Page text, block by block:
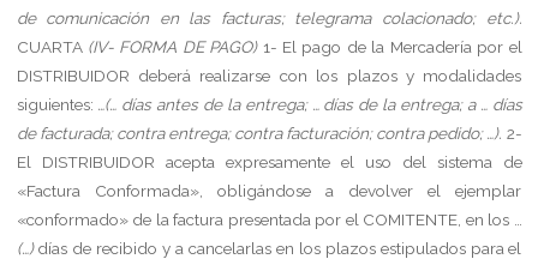
de comunicación en las facturas; telegrama colacionado; etc.).
CUARTA (IV- FORMA DE PAGO) 1- El pago de la Mercadería por el
DISTRIBUIDOR deberá realizarse con los plazos y modalidades
siguientes: …(… días antes de la entrega; … días de la entrega; a … días
de facturada; contra entrega; contra facturación; contra pedido; …). 2-
El DISTRIBUIDOR acepta expresamente el uso del sistema de
«Factura Conformada», obligándose a devolver el ejemplar
«conformado» de la factura presentada por el COMITENTE, en los …
(…)días de recibido y a cancelarlas en los plazos estipulados para el